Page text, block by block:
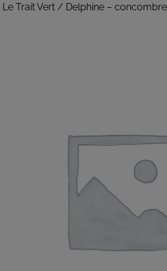
Le Trait Vert / Delphine – concombre